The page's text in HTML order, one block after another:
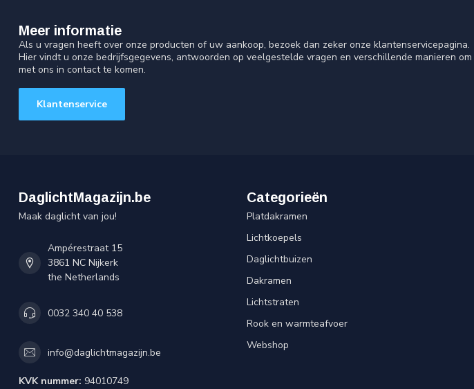
Meer informatie
Als u vragen heeft over onze producten of uw aankoop, bezoek dan zeker onze klantenservicepagina.
Hier vindt u onze bedrijfsgegevens, antwoorden op veelgestelde vragen en verschillende manieren om
met ons in contact te komen.
Klantenservice
DaglichtMagazijn.be
Maak daglicht van jou!
Ampérestraat 15
3861 NC Nijkerk
the Netherlands
0032 340 40 538
info@daglichtmagazijn.be
KVK nummer: 94010749
Categorieën
Platdakramen
Lichtkoepels
Daglichtbuizen
Dakramen
Lichtstraten
Rook en warmteafvoer
Webshop